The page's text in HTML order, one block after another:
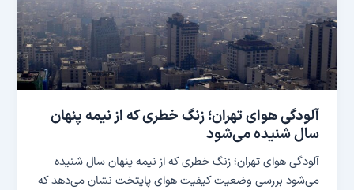
آلودگی هوای تهران؛ زنگ خطری که از نیمه پنهان
سال شنیده می‌شود
آلودگی هوای تهران؛ زنگ خطری که از نیمه پنهان سال شنیده
می‌شود بررسی وضعیت کیفیت هوای پایتخت نشان می‌دهد که